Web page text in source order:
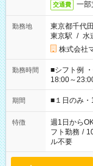
交通費 一部
勤務地
東京都千代
東京駅 / 水
株式会社
勤務時間
■シフト例
18:00～
etc ★最短で3時間で5,120円のお仕事から 15時間で2万円近く稼
げるお仕事も！ ご希望のお時間に合わせてご紹
ください！
期間 ■１日のみ・
特徴 週1日から
フト勤務 /
ル不要